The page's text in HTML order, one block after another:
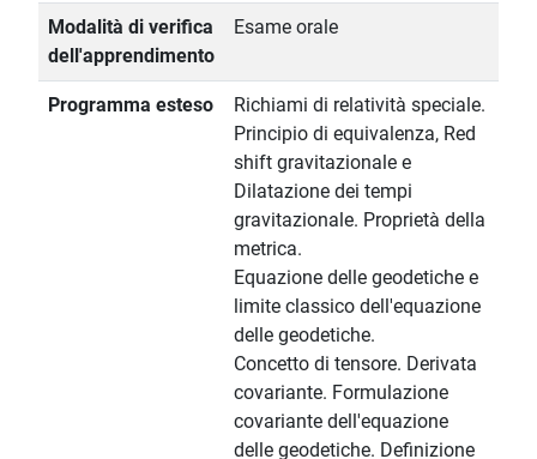
Modalità di verifica
dell'apprendimento
Esame orale
Programma esteso
Richiami di relatività speciale.
Principio di equivalenza, Red
shift gravitazionale e
Dilatazione dei tempi
gravitazionale. Proprietà della
metrica.
Equazione delle geodetiche e
limite classico dell'equazione
delle geodetiche.
Concetto di tensore. Derivata
covariante. Formulazione
covariante dell'equazione
delle geodetiche. Definizione